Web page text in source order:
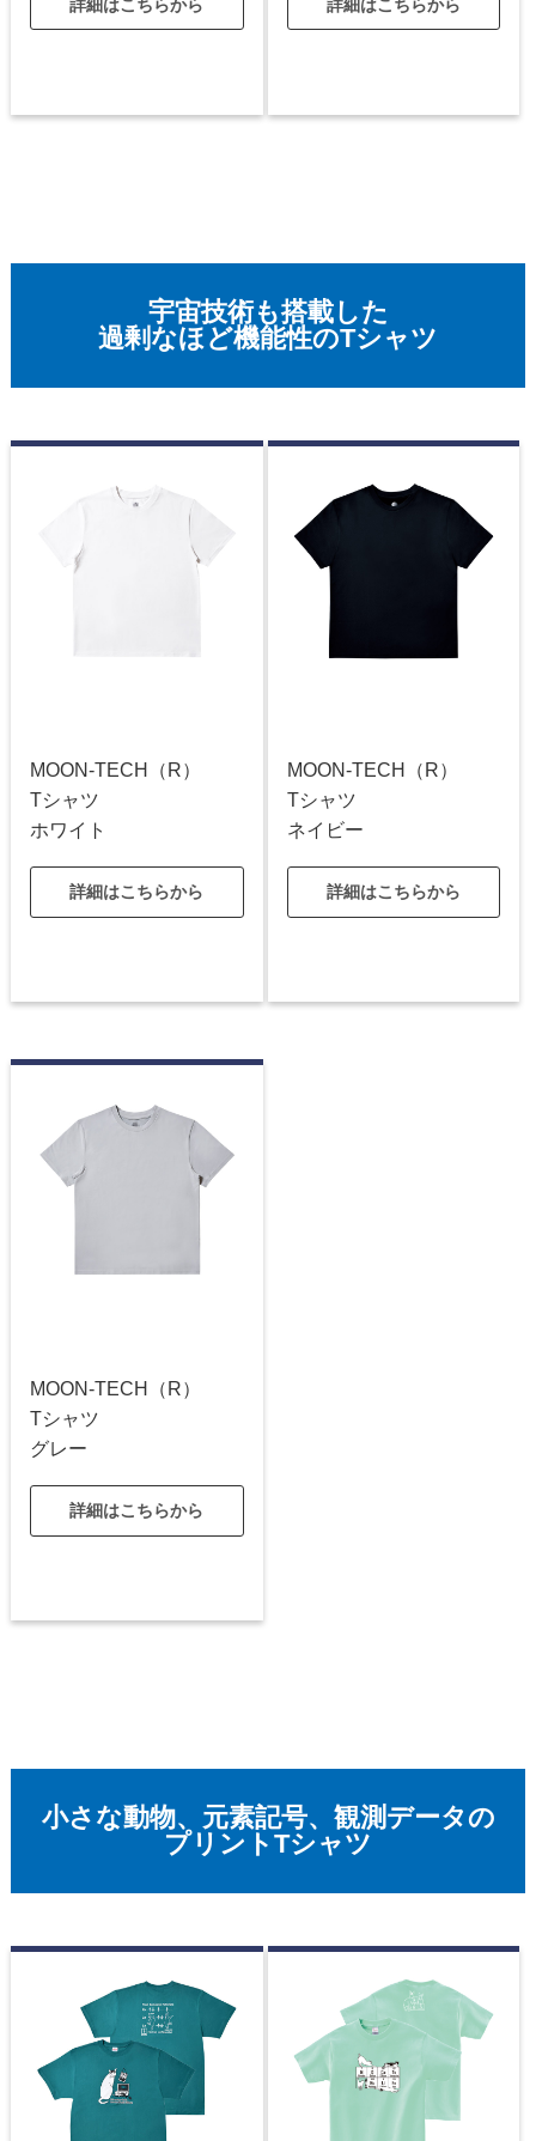
詳細はこちらから 詳細はこちらから
宇宙技術も搭載した
過剰なほど機能性のTシャツ
MOON-TECH（R）
Tシャツ
ホワイト
詳細はこちらから
MOON-TECH（R）
Tシャツ
ネイビー
詳細はこちらから
MOON-TECH（R）
Tシャツ
グレー
詳細はこちらから
小さな動物、元素記号、観測データの
プリントTシャツ